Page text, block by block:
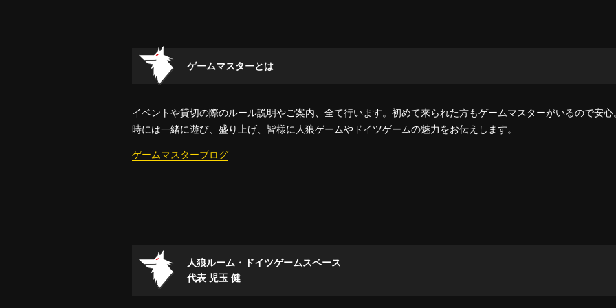
ゲームマスターとは
イベントや貸切の際のルール説明やご案内、全て行います。初めて来られた方もゲームマスターがいるので安心
時には一緒に遊び、盛り上げ、皆様に人狼ゲームやドイツゲームの魅力をお伝えします。
ゲームマスターブログ
人狼ルーム・ドイツゲームスペース
代表 児玉 健